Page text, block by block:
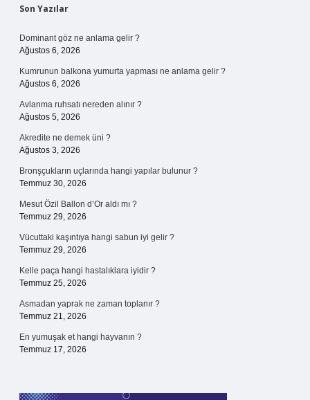
Sidebar
Son Yazılar
Dominant göz ne anlama gelir ?
Ağustos 6, 2026
Kumrunun balkona yumurta yapması ne anlama gelir ?
Ağustos 6, 2026
Avlanma ruhsatı nereden alınır ?
Ağustos 5, 2026
Akredite ne demek üni ?
Ağustos 3, 2026
Bronşçukların uçlarında hangi yapılar bulunur ?
Temmuz 30, 2026
Mesut Özil Ballon d’Or aldı mı ?
Temmuz 29, 2026
Vücuttaki kaşıntıya hangi sabun iyi gelir ?
Temmuz 29, 2026
Kelle paça hangi hastalıklara iyidir ?
Temmuz 25, 2026
Asmadan yaprak ne zaman toplanır ?
Temmuz 21, 2026
En yumuşak et hangi hayvanın ?
Temmuz 17, 2026